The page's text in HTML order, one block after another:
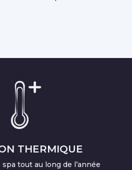
THERMIQUE
tout au long de l’année